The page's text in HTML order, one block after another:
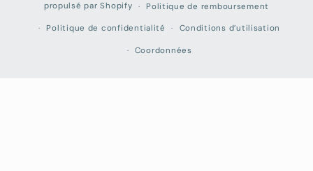
propulsé par Shopify
Politique de remboursement
Politique de confidentialité Conditions d’utilisation
Coordonnées